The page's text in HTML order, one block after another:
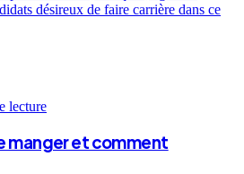
désireux de faire carrière dans ce
lecture
manger et comment